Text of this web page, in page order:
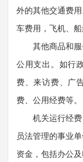
外的其他交通费
车费用，飞机、
其他商品和
公用支出。如行
费、来访费、广
费、公用经费等。
机关运行经
员法管理的事业
资金，包括办公